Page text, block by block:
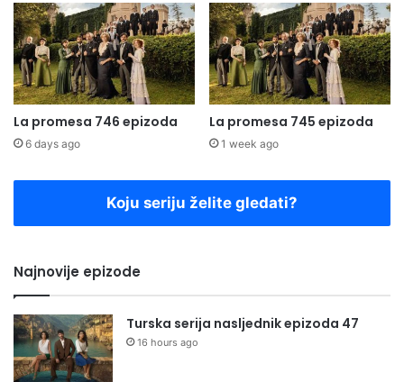
La promesa 746 epizoda
6 days ago
La promesa 745 epizoda
1 week ago
Koju seriju želite gledati?
Najnovije epizode
Turska serija nasljednik epizoda 47
16 hours ago